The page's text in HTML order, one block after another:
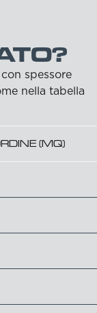
spessore
nella tabella
(MQ)